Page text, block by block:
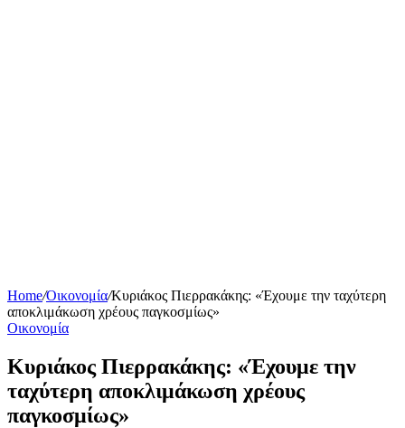
Home/Οικονομία/Κυριάκος Πιερρακάκης: «Έχουμε την ταχύτερη
αποκλιμάκωση χρέους παγκοσμίως»
Οικονομία
Κυριάκος Πιερρακάκης: «Έχουμε την
ταχύτερη αποκλιμάκωση χρέους
παγκοσμίως»